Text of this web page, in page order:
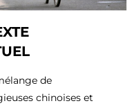
de
chinoises et